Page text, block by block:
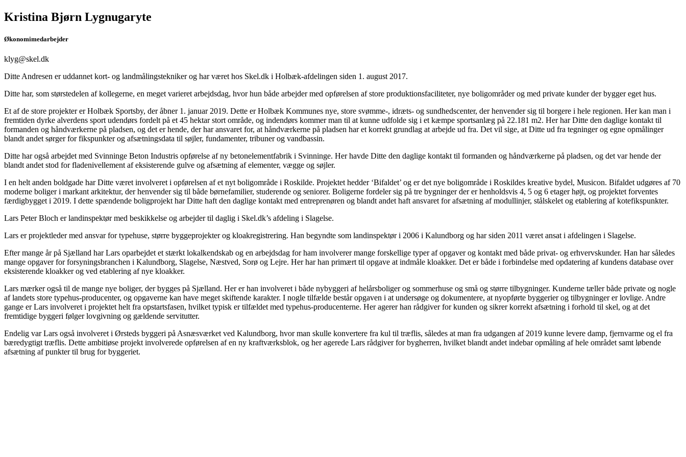
Kristina Bjørn Lygnugaryte
Økonomimedarbejder
klyg@skel.dk
Ditte Andresen er uddannet kort- og landmålingstekniker og har været hos Skel.dk i Holbæk-afdelingen siden 1. august 2017.
Ditte har, som størstedelen af kollegerne, en meget varieret arbejdsdag, hvor hun både arbejder med opførelsen af store produktionsfaciliteter, nye boligområder og med private kunder der bygger eget hus.
Et af de store projekter er Holbæk Sportsby, der åbner 1. januar 2019. Dette er Holbæk Kommunes nye, store svømme-, idræts- og sundhedscenter, der henvender sig til borgere i hele regionen. Her kan man i
fremtiden dyrke alverdens sport udendørs fordelt på et 45 hektar stort område, og indendørs kommer man til at kunne udfolde sig i et kæmpe sportsanlæg på 22.181 m2. Her har Ditte den daglige kontakt til
formanden og håndværkerne på pladsen, og det er hende, der har ansvaret for, at håndværkerne på pladsen har et korrekt grundlag at arbejde ud fra. Det vil sige, at Ditte ud fra tegninger og egne opmålinger
blandt andet sørger for fikspunkter og afsætningsdata til søjler, fundamenter, tribuner og vandbassin.
Ditte har også arbejdet med Svinninge Beton Industris opførelse af ny betonelementfabrik i Svinninge. Her havde Ditte den daglige kontakt til formanden og håndværkerne på pladsen, og det var hende der
blandt andet stod for fladenivellement af eksisterende gulve og afsætning af elementer, vægge og søjler.
I en helt anden boldgade har Ditte været involveret i opførelsen af et nyt boligområde i Roskilde. Projektet hedder ‘Bifaldet’ og er det nye boligområde i Roskildes kreative bydel, Musicon. Bifaldet udgøres af 70
moderne boliger i markant arkitektur, der henvender sig til både børnefamilier, studerende og seniorer. Boligerne fordeler sig på tre bygninger der er henholdsvis 4, 5 og 6 etager højt, og projektet forventes
færdigbygget i 2019. I dette spændende boligprojekt har Ditte haft den daglige kontakt med entreprenøren og blandt andet haft ansvaret for afsætning af modullinjer, stålskelet og etablering af kotefikspunkter.
Lars Peter Bloch er landinspektør med beskikkelse og arbejder til daglig i Skel.dk’s afdeling i Slagelse.
Lars er projektleder med ansvar for typehuse, større byggeprojekter og kloakregistrering. Han begyndte som landinspektør i 2006 i Kalundborg og har siden 2011 været ansat i afdelingen i Slagelse.
Efter mange år på Sjælland har Lars oparbejdet et stærkt lokalkendskab og en arbejdsdag for ham involverer mange forskellige typer af opgaver og kontakt med både privat- og erhvervskunder. Han har således
mange opgaver for forsyningsbranchen i Kalundborg, Slagelse, Næstved, Sorø og Lejre. Her har han primært til opgave at indmåle kloakker. Det er både i forbindelse med opdatering af kundens database over
eksisterende kloakker og ved etablering af nye kloakker.
Lars mærker også til de mange nye boliger, der bygges på Sjælland. Her er han involveret i både nybyggeri af helårsboliger og sommerhuse og små og større tilbygninger. Kunderne tæller både private og nogle
af landets store typehus-producenter, og opgaverne kan have meget skiftende karakter. I nogle tilfælde består opgaven i at undersøge og dokumentere, at nyopførte byggerier og tilbygninger er lovlige. Andre
gange er Lars involveret i projektet helt fra opstartsfasen, hvilket typisk er tilfældet med typehus-producenterne. Her agerer han rådgiver for kunden og sikrer korrekt afsætning i forhold til skel, og at det
fremtidige byggeri følger lovgivning og gældende servitutter.
Endelig var Lars også involveret i Ørsteds byggeri på Asnæsværket ved Kalundborg, hvor man skulle konvertere fra kul til træflis, således at man fra udgangen af 2019 kunne levere damp, fjernvarme og el fra
bæredygtigt træflis. Dette ambitiøse projekt involverede opførelsen af en ny kraftværksblok, og her agerede Lars rådgiver for bygherren, hvilket blandt andet indebar opmåling af hele området samt løbende
afsætning af punkter til brug for byggeriet.